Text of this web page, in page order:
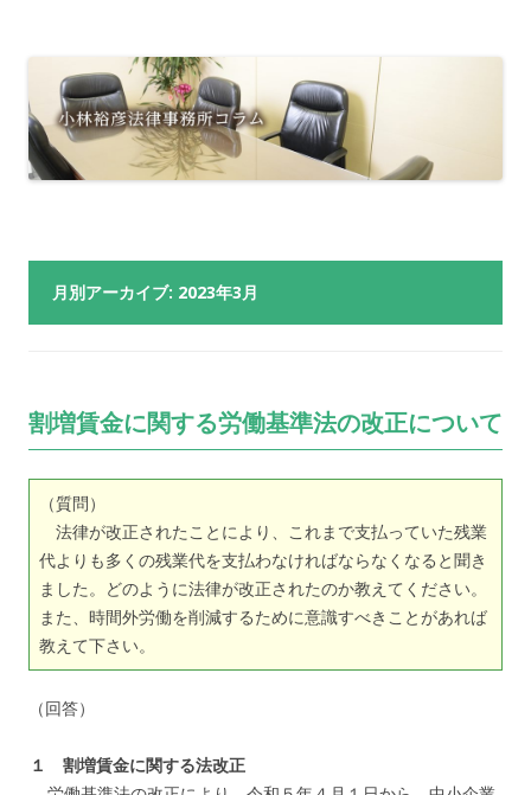
月別アーカイブ: 2023年3月
割増賃金に関する労働基準法の改正について
（質問）
法律が改正されたことにより、これまで支払っていた残業
代よりも多くの残業代を支払わなければならなくなると聞き
ました。どのように法律が改正されたのか教えてください。
また、時間外労働を削減するために意識すべきことがあれば
教えて下さい。
（回答）
１ 割増賃金に関する法改正